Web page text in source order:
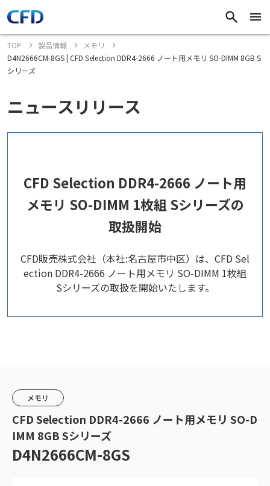
TOP 製品情報
メモリ
D4N2666CM-8GS | CFD Selection DDR4-2666 ノート用メモリ SO-DIMM 8GB S
シリーズ
ニュースリリース
CFD Selection DDR4-2666 ノート用
メモリ SO-DIMM 1枚組 Sシリーズの
取扱開始
CFD販売株式会社（本社:名古屋市中区）は、CFD Sel
ection DDR4-2666 ノート用メモリ SO-DIMM 1枚組
Sシリーズの取扱を開始いたします。
メモリ
CFD Selection DDR4-2666 ノート用メモリ SO-D
IMM 8GB Sシリーズ
D4N2666CM-8GS